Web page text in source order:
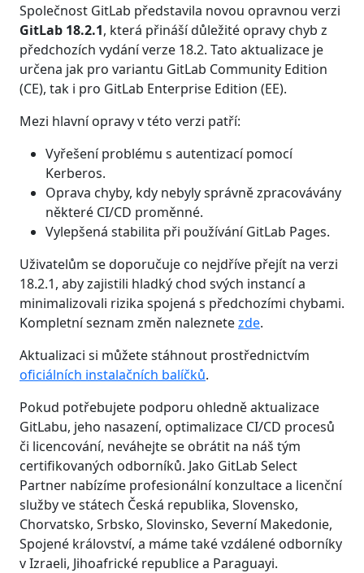
Společnost GitLab představila novou opravnou verzi
GitLab 18.2.1, která přináší důležité opravy chyb z
předchozích vydání verze 18.2. Tato aktualizace je
určena jak pro variantu GitLab Community Edition
(CE), tak i pro GitLab Enterprise Edition (EE).
Mezi hlavní opravy v této verzi patří:
Vyřešení problému s autentizací pomocí
Kerberos.
Oprava chyby, kdy nebyly správně zpracovávány
některé CI/CD proměnné.
Vylepšená stabilita při používání GitLab Pages.
Uživatelům se doporučuje co nejdříve přejít na verzi
18.2.1, aby zajistili hladký chod svých instancí a
minimalizovali rizika spojená s předchozími chybami.
Kompletní seznam změn naleznetezde.
Aktualizaci si můžete stáhnout prostřednictvím
oficiálních instalačních balíčků.
Pokud potřebujete podporu ohledně aktualizace
GitLabu, jeho nasazení, optimalizace CI/CD procesů
či licencování, neváhejte se obrátit na náš tým
certifikovaných odborníků. Jako GitLab Select
Partner nabízíme profesionální konzultace a licenční
služby ve státech Česká republika, Slovensko,
Chorvatsko, Srbsko, Slovinsko, Severní Makedonie,
Spojené království, a máme také vzdálené odborníky
v Izraeli, Jihoafrické republice a Paraguayi.